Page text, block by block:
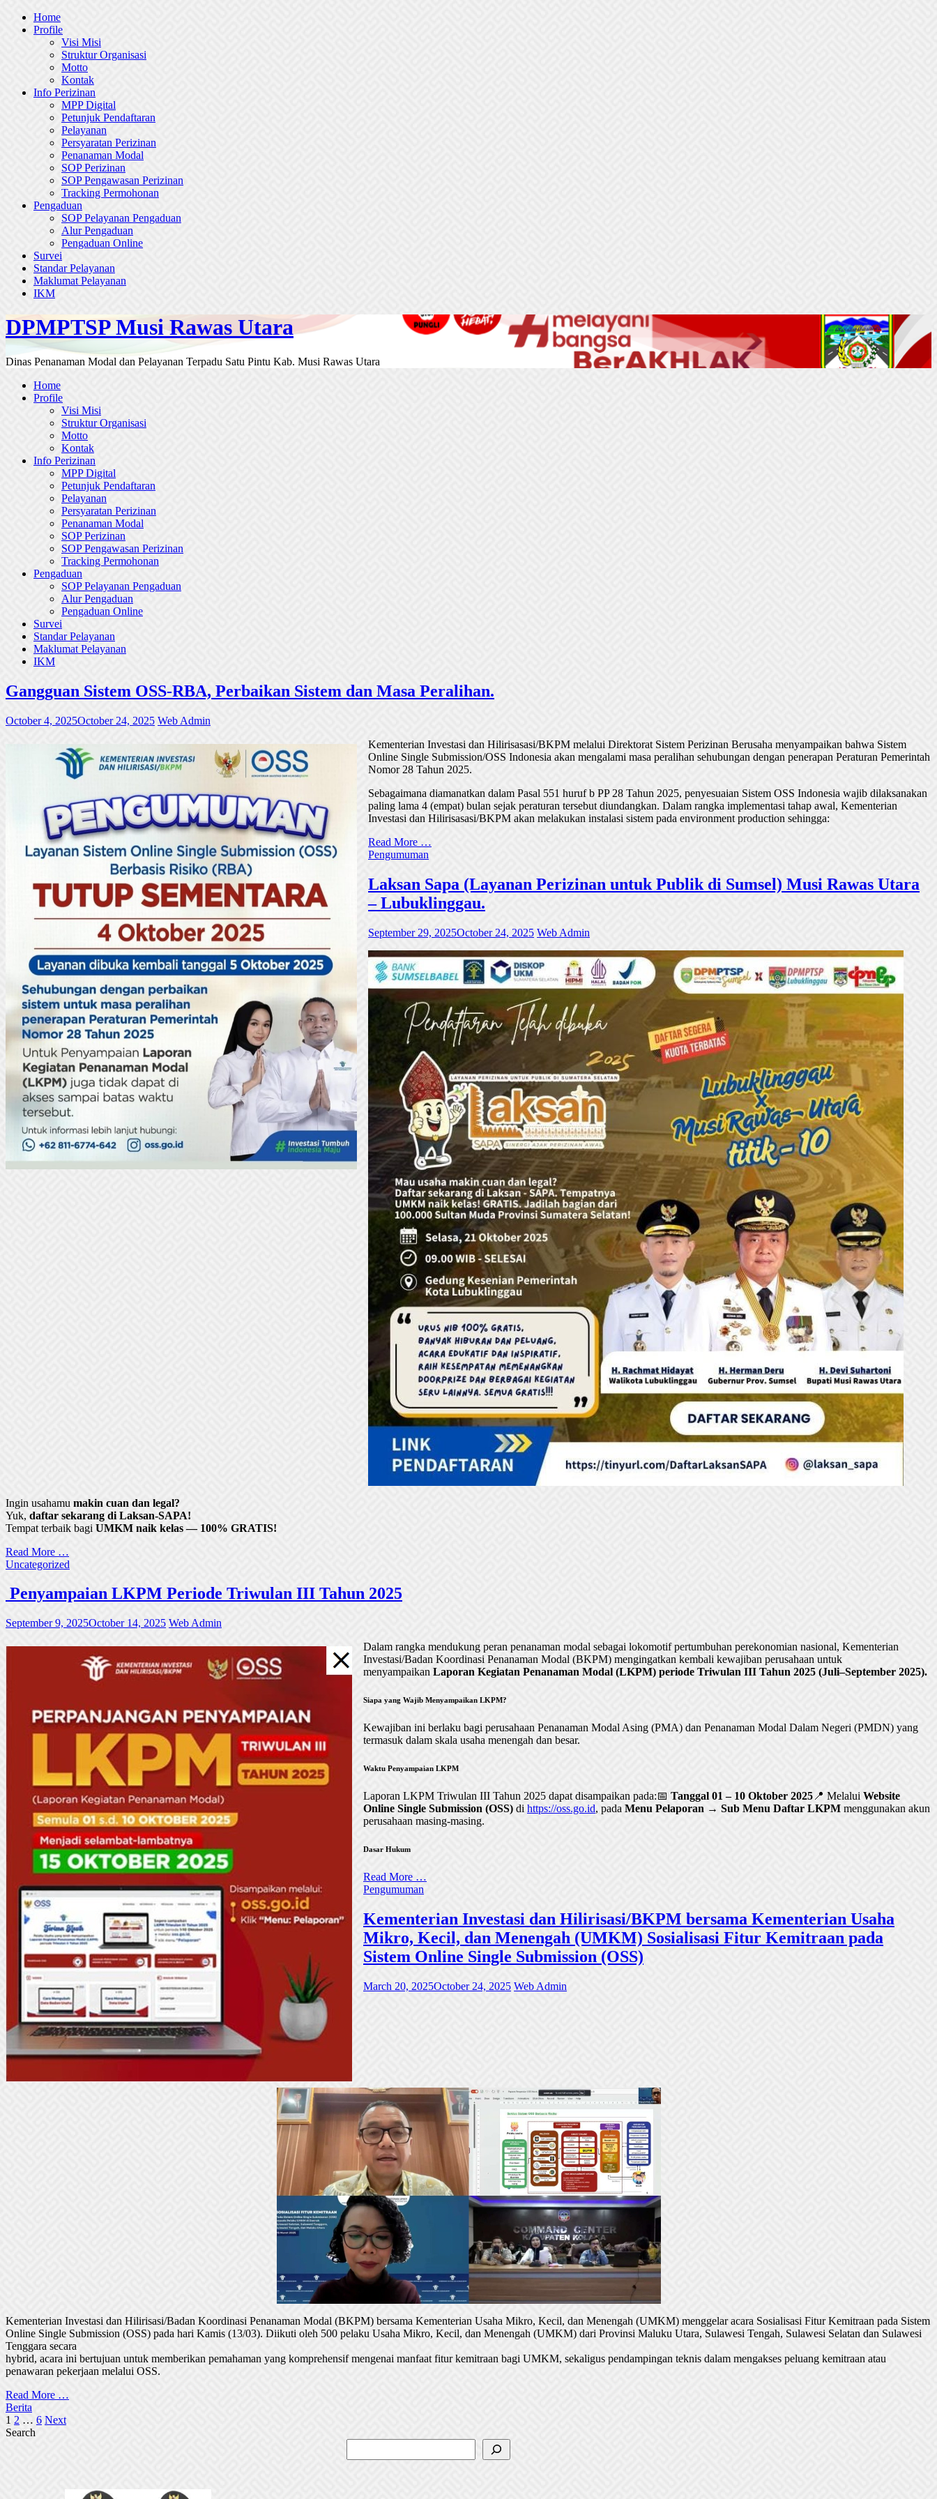
Skip
Home
Profile
Visi Misi
Struktur Organisasi
Motto
Kontak
Info Perizinan
MPP Digital
Petunjuk Pendaftaran
Pelayanan
Persyaratan Perizinan
Penanaman Modal
SOP Perizinan
SOP Pengawasan Perizinan
Tracking Permohonan
Pengaduan
SOP Pelayanan Pengaduan
Alur Pengaduan
Pengaduan Online
Survei
Standar Pelayanan
Maklumat Pelayanan
IKM
DPMPTSP Musi Rawas Utara
Dinas Penanaman Modal dan Pelayanan Terpadu Satu Pintu Kab. Musi Rawas Utara
Home
Profile
Visi Misi
Struktur Organisasi
Motto
Kontak
Info Perizinan
MPP Digital
Petunjuk Pendaftaran
Pelayanan
Persyaratan Perizinan
Penanaman Modal
SOP Perizinan
SOP Pengawasan Perizinan
Tracking Permohonan
Pengaduan
SOP Pelayanan Pengaduan
Alur Pengaduan
Pengaduan Online
Survei
Standar Pelayanan
Maklumat Pelayanan
IKM
Gangguan Sistem OSS-RBA, Perbaikan Sistem dan Masa Peralihan.
October 4, 2025October 24, 2025 Web Admin
Kementerian Investasi dan Hilirisasasi/BKPM melalui Direktorat Sistem Perizinan Berusaha menyampaikan bahwa Sistem
Online Single Submission/OSS Indonesia akan mengalami masa peralihan sehubungan dengan penerapan Peraturan Pemerintah
Nomor 28 Tahun 2025.
Sebagaimana diamanatkan dalam Pasal 551 huruf b PP 28 Tahun 2025, penyesuaian Sistem OSS Indonesia wajib dilaksanakan
paling lama 4 (empat) bulan sejak peraturan tersebut diundangkan. Dalam rangka implementasi tahap awal, Kementerian
Investasi dan Hilirisasasi/BKPM akan melakukan instalasi sistem pada environment production sehingga:
Read More …
Pengumuman
Laksan Sapa (Layanan Perizinan untuk Publik di Sumsel) Musi Rawas Utara
– Lubuklinggau.
September 29, 2025October 24, 2025 Web Admin
Ingin usahamu makin cuan dan legal?
Yuk, daftar sekarang di Laksan-SAPA!
Tempat terbaik bagi UMKM naik kelas — 100% GRATIS!
Read More …
Uncategorized
Penyampaian LKPM Periode Triwulan III Tahun 2025
September 9, 2025October 14, 2025 Web Admin
Dalam rangka mendukung peran penanaman modal sebagai lokomotif pertumbuhan perekonomian nasional, Kementerian
Investasi/Badan Koordinasi Penanaman Modal (BKPM) mengingatkan kembali kewajiban perusahaan untuk
menyampaikan Laporan Kegiatan Penanaman Modal (LKPM) periode Triwulan III Tahun 2025 (Juli–September 2025).
Siapa yang Wajib Menyampaikan LKPM?
Kewajiban ini berlaku bagi perusahaan Penanaman Modal Asing (PMA) dan Penanaman Modal Dalam Negeri (PMDN) yang
termasuk dalam skala usaha menengah dan besar.
Waktu Penyampaian LKPM
Laporan LKPM Triwulan III Tahun 2025 dapat disampaikan pada:📅 Tanggal 01 – 10 Oktober 2025 📍 Melalui Website
Online Single Submission (OSS) di https://oss.go.id, pada Menu Pelaporan → Sub Menu Daftar LKPM menggunakan akun
perusahaan masing-masing.
Dasar Hukum
Read More …
Pengumuman
Kementerian Investasi dan Hilirisasi/BKPM bersama Kementerian Usaha
Mikro, Kecil, dan Menengah (UMKM) Sosialisasi Fitur Kemitraan pada
Sistem Online Single Submission (OSS)
March 20, 2025October 24, 2025 Web Admin
Kementerian Investasi dan Hilirisasi/Badan Koordinasi Penanaman Modal (BKPM) bersama Kementerian Usaha Mikro, Kecil, dan Menengah (UMKM) menggelar acara Sosialisasi Fitur Kemitraan pada Sistem
Online Single Submission (OSS) pada hari Kamis (13/03). Diikuti oleh 500 pelaku Usaha Mikro, Kecil, dan Menengah (UMKM) dari Provinsi Maluku Utara, Sulawesi Tengah, Sulawesi Selatan dan Sulawesi
Tenggara secara
hybrid, acara ini bertujuan untuk memberikan pemahaman yang komprehensif mengenai manfaat fitur kemitraan bagi UMKM, sekaligus pendampingan teknis dalam mengakses peluang kemitraan atau
penawaran pekerjaan melalui OSS.
Read More …
Berita
Posts
pagination
1 2 … 6 Next
Search